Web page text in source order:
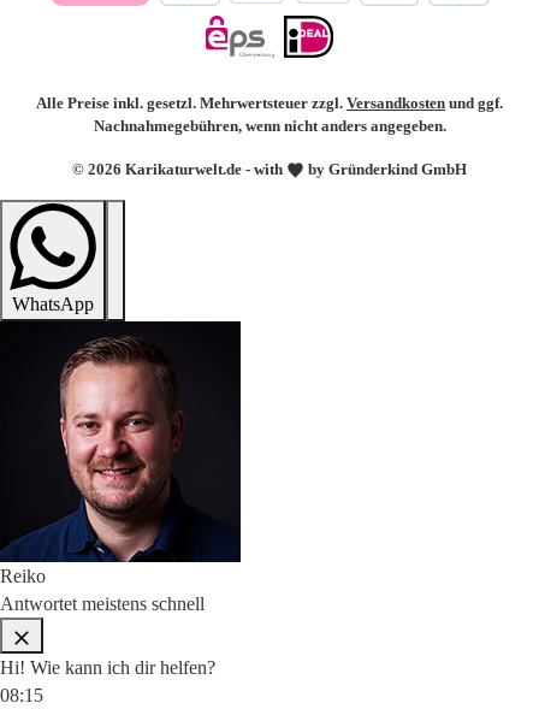
© 2026 Karikaturwelt.de - with by Gründerkind GmbH
Alle Preise inkl. gesetzl. Mehrwertsteuer zzgl. Versandkosten und ggf.
Nachnahmegebühren, wenn nicht anders angegeben.
WhatsApp
Reiko
Antwortet meistens schnell
Hi! Wie kann ich dir helfen?
08:15